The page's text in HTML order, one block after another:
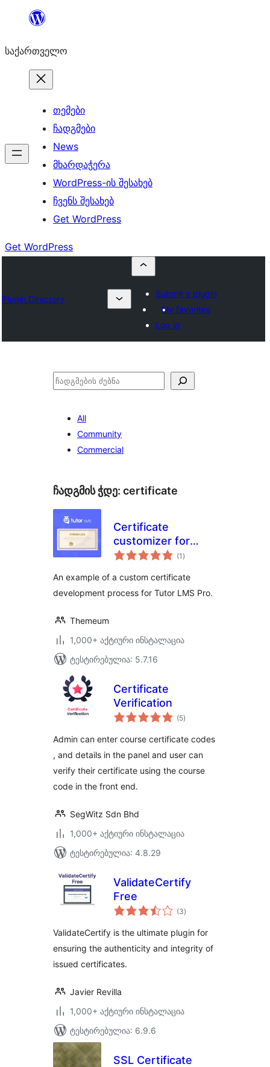
შიგთავსზე
საქართველო
თემები
ჩადგმები
News
მხარდაჭერა
WordPress-ის შესახებ
ჩვენს შესახებ
Get WordPress
Get WordPress
Plugin Directory
Submit a plugin
My favorites
Log in
ძებნა
All
Community
Commercial
ჩადგმის ჭდე: certificate
Certificate
customizer for
Tutor LMS
(1 საერთო
რეიტინგი
)
An example of a custom certificate
development process for Tutor LMS Pro.
Themeum
1,000+ აქტიური ინსტალაცია
ტესტირებულია: 5.7.16
Certificate
Verification
(5საერთო
რეიტინგი
)
Admin can enter course certificate codes
, and details in the panel and user can
verify their certificate using the course
code in the front end.
SegWitz Sdn Bhd
1,000+ აქტიური ინსტალაცია
ტესტირებულია: 4.8.29
ValidateCertify
Free
(3საერთო
რეიტინგი
)
ValidateCertify is the ultimate plugin for
ensuring the authenticity and integrity of
issued certificates.
Javier Revilla
1,000+ აქტიური ინსტალაცია
ტესტირებულია: 6.9.6
SSL Certificate